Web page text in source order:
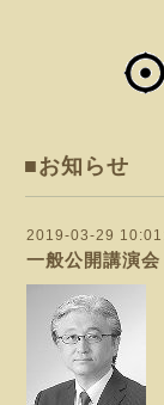
■お知らせ
2019-03-29
一般公開講